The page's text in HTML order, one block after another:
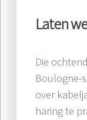
Laten
Die
Boulogne-
over
haring te